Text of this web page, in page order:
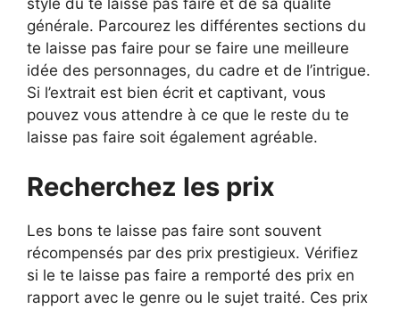
style du te laisse pas faire et de sa qualité
générale. Parcourez les différentes sections du
te laisse pas faire pour se faire une meilleure
idée des personnages, du cadre et de l’intrigue.
Si l’extrait est bien écrit et captivant, vous
pouvez vous attendre à ce que le reste du te
laisse pas faire soit également agréable.
Recherchez les prix
Les bons te laisse pas faire sont souvent
récompensés par des prix prestigieux. Vérifiez
si le te laisse pas faire a remporté des prix en
rapport avec le genre ou le sujet traité. Ces prix